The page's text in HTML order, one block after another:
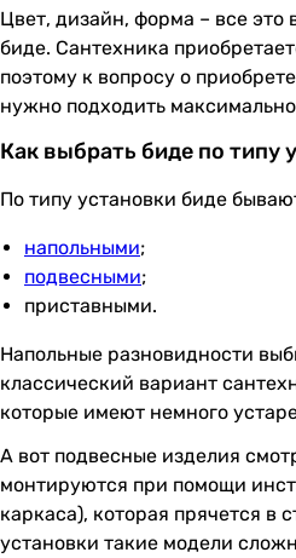
Цвет, дизайн, форма – все
биде. Сантехника
поэтому к вопросу о
нужно подходить
Как выбрать биде по типу
По типу установки биде
напольными;
подвесными;
приставными.
Напольные разновидности
классический вариант
которые имеют немного
А вот подвесные изделия
монтируются при помощи
каркаса), которая прячется в
установки такие модели